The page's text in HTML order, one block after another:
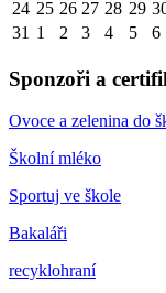
24 25 26 27 28 29
31 1 2 3 4 5 6
Sponzoři a
Ovoce a zelenina do
Školní mléko
Sportuj ve škole
Bakaláři
recyklohraní